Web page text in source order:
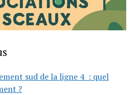
sud de la ligne 4 : quel
?